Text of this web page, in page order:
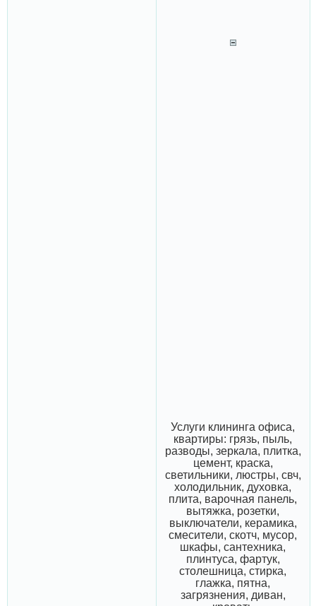
Услуги клининга офиса,
квартиры: грязь, пыль,
разводы, зеркала, плитка,
цемент, краска,
светильники, люстры, свч,
холодильник, духовка,
плита, варочная панель,
вытяжка, розетки,
выключатели, керамика,
смесители, скотч, мусор,
шкафы, сантехника,
плинтуса, фартук,
столешница, стирка,
глажка, пятна,
загрязнения, диван,